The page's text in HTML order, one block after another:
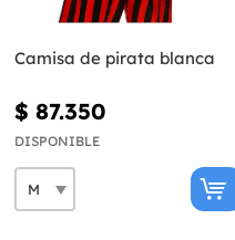
Camisa de pirata blanca
$ 87.350
DISPONIBLE